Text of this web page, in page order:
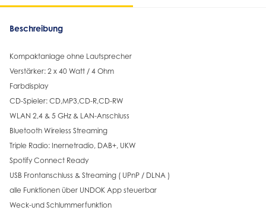
Beschreibung
Kompaktanlage ohne Lautsprecher
Verstärker: 2 x 40 Watt / 4 Ohm
Farbdisplay
CD-Spieler: CD,MP3,CD-R,CD-RW
WLAN 2,4 & 5 GHz & LAN-Anschluss
Bluetooth Wireless Streaming
Triple Radio: Inernetradio, DAB+, UKW
Spotify Connect Ready
USB Frontanschluss & Streaming ( UPnP / DLNA )
alle Funktionen über UNDOK App steuerbar
Weck-und Schlummerfunktion